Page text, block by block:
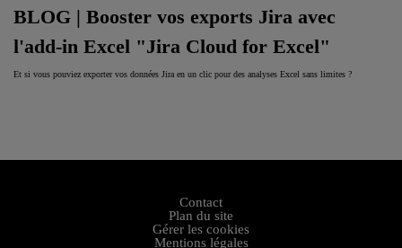
BLOG | Booster vos exports Jira avec
l'add-in Excel "Jira Cloud for Excel"
Et si vous pouviez exporter vos données Jira en un clic pour des analyses Excel sans limites ?
Contact
Plan du site
Gérer les cookies
Mentions légales